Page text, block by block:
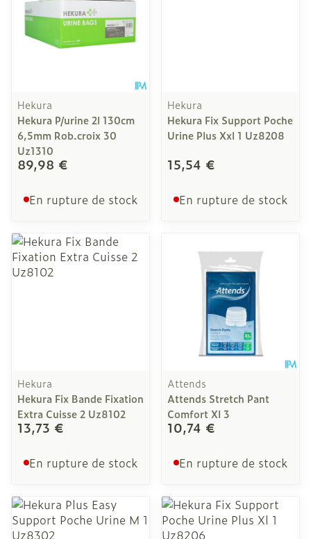
Hekura
Hekura P/urine 2l 130cm
6,5mm Rob.croix 30
Uz1310
89,98 €
En rupture de stock
Hekura
Hekura Fix Support Poche
Urine Plus Xxl 1 Uz8208
15,54 €
En rupture de stock
Hekura
Hekura Fix Bande Fixation
Extra Cuisse 2 Uz8102
13,73 €
En rupture de stock
Attends
Attends Stretch Pant
Comfort Xl 3
10,74 €
En rupture de stock